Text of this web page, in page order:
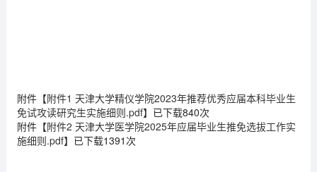
附件【附件1 天津大学精仪学院2023年推荐优秀应届本科毕业生
免试攻读研究生实施细则.pdf】已下载840次
附件【附件2 天津大学医学院2025年应届毕业生推免选拔工作实
施细则.pdf】已下载1391次